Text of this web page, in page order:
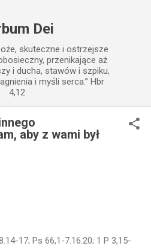
Dei
skuteczne i ostrzejsze
przenikające aż
i ducha, stawów i szpiku,
i myśli serca.” Hbr
4,12
aby z wami był
17; Ps 66,1-7.16.20; 1 P 3,15-